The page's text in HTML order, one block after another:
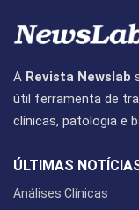
A Revista Newslab
útil ferramenta de
clínicas, patologia e
ÚLTIMAS
Análises Clínicas